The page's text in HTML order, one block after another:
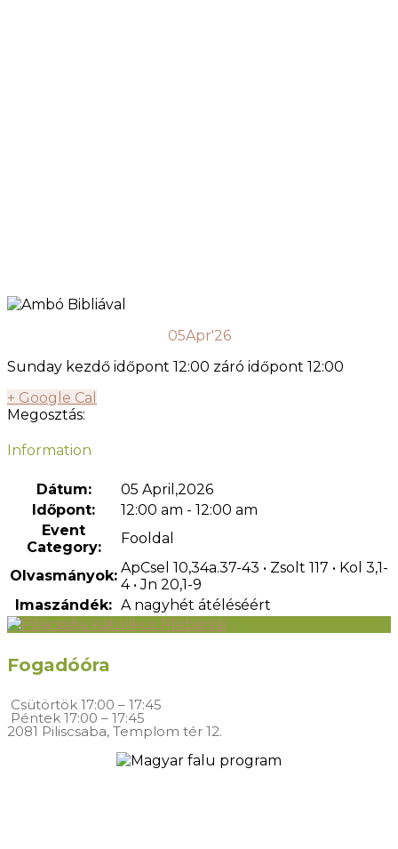
05Apr'26
Sunday kezdő időpont 12:00 záró időpont 12:00
+ Google Cal
Megosztás:
Information
Dátum:
05 April,2026
Időpont:
12:00 am - 12:00 am
Event
Category:
Fooldal
Olvasmányok: ApCsel 10,34a.37-43 • Zsolt 117 • Kol 3,1-
4 • Jn 20,1-9
Imaszándék: A nagyhét átéléséért
Fogadóóra
Csütörtök 17:00 – 17:45
Péntek 17:00 – 17:45
2081 Piliscsaba, Templom tér 12.